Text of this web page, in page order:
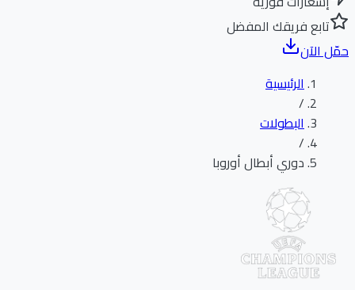
تابع فريقك المفضل
الآن
الرئيسية
البطولات
دوري أبطال أوروبا